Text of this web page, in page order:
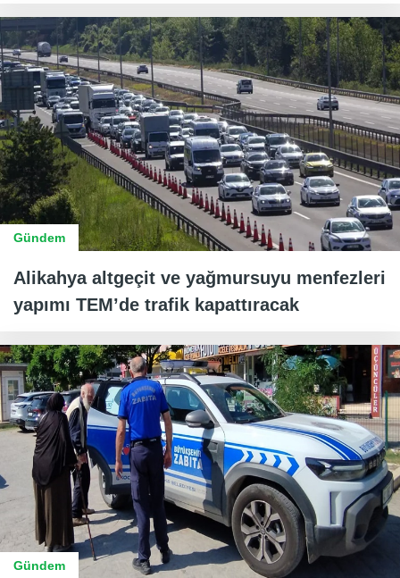
Gündem
Alikahya altgeçit ve yağmursuyu menfezleri
yapımı TEM’de trafik kapattıracak
Gündem